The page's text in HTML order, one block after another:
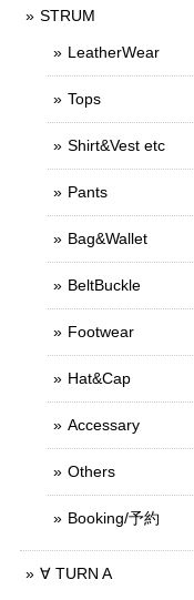
STRUM
LeatherWear
Tops
Shirt&Vest etc
Pants
Bag&Wallet
BeltBuckle
Footwear
Hat&Cap
Accessary
Others
Booking/予約
∀ TURN A